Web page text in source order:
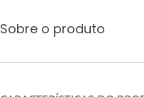
Sobre o produto